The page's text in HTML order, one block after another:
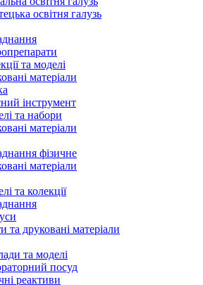
освітня галузь
та моделі
матеріали
інструмент
та набори
матеріали
фізичне
матеріали
та колекції
та друковані матеріали
та моделі
посуд
реактиви